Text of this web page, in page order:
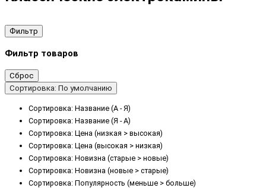
Фильтр
Фильтр товаров
Сброс
Сортировка: По умолчанию
Сортировка: Название (А - Я)
Сортировка: Название (Я - А)
Сортировка: Цена (низкая > высокая)
Сортировка: Цена (высокая > низкая)
Сортировка: Новизна (старые > новые)
Сортировка: Новизна (новые > старые)
Сортировка: Популярность (меньше > больше)